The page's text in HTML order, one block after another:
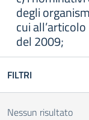
degli
cui
del 2009;
FILTRI
Nessun risultato